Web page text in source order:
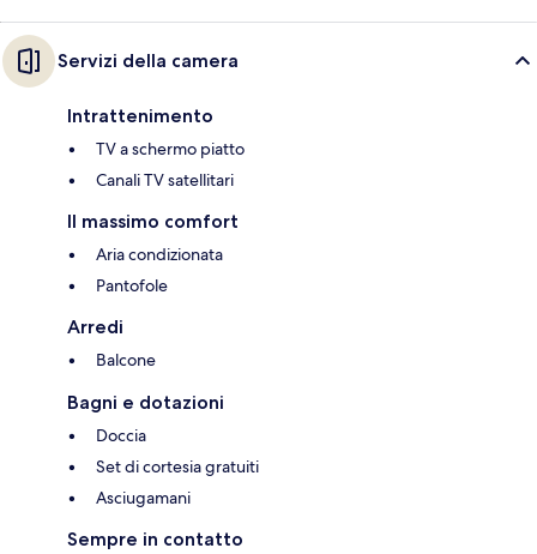
Servizi della camera
Intrattenimento
TV a schermo piatto
Canali TV satellitari
Il massimo comfort
Aria condizionata
Pantofole
Arredi
Balcone
Bagni e dotazioni
Doccia
Set di cortesia gratuiti
Asciugamani
Sempre in contatto